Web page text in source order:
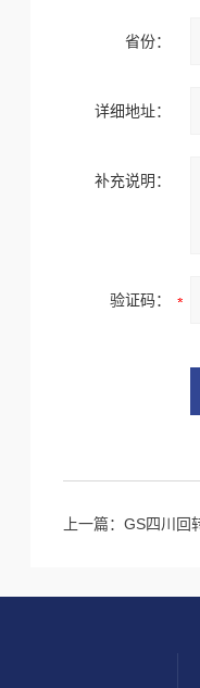
省份：
详细地址：
补充说明：
验证码：
上一篇： GS四川回